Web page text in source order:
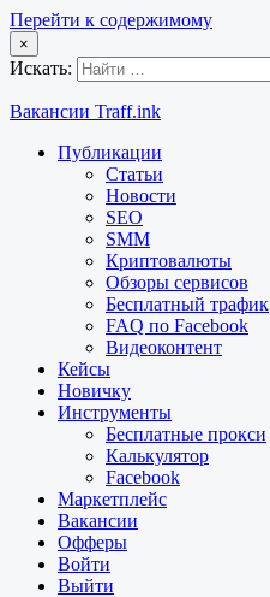
Перейти к содержимому
×
Искать:
Вакансии Traff.ink
Публикации
Статьи
Новости
SEO
SMM
Криптовалюты
Обзоры сервисов
Бесплатный трафик
FAQ по Facebook
Видеоконтент
Кейсы
Новичку
Инструменты
Бесплатные прокси
Калькулятор
Facebook
Маркетплейс
Вакансии
Офферы
Войти
Выйти